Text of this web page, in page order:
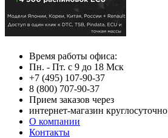
Время работы офиса:
Пн. - Пт. с 9 до 18 Мск
+7 (495) 107-90-37
8 (800) 707-90-37
Прием заказов через
интернет-магазин круглосуточно
О компании
Контакты